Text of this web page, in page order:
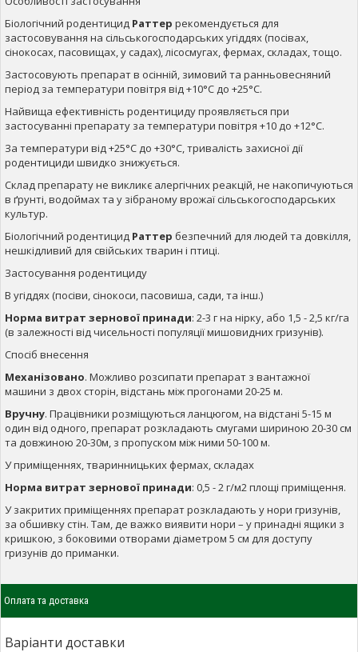
Біологічний родентицид Раттер рекомендується для
застосовування на сільськогосподарських угіддях (посівах,
сінокосах, пасовищах, у садах), лісосмугах, фермах, складах, тощо.
Застосовують препарат в осінній, зимовий та ранньовесняний
період за температури повітря від +10°С до +25°С.
Найвища ефективність родентициду проявляється при
застосуванні препарату за температури повітря +10 до +12°С.
За температури від +25°С до +30°С, тривалість захисної дії
родентициди швидко знижується.
Склад препарату не викликє алергічних реакцій, не накопичуються
в ґрунті, водоймах та у зібраному врожаї сільськогосподарських
культур.
Біологічний родентицид Раттер безпечний для людей та довкілля,
нешкідливий для свійських тварин і птиці.
Застосування родентициду
В угіддях (посіви, сінокоси, пасовиша, сади, та інш.)
Норма витрат зернової принади: 2-3 г на нірку, або 1,5 - 2,5 кг/га
(в залежності від чисельності популяції мишовидних гризунів).
Спосіб внесення
Механізовано. Можливо розсипати препарат з вантажної
машини з двох сторін, відстань між прогонами 20-25 м.
Вручну. Працівники розміщуються ланцюгом, на відстані 5-15 м
один від одного, препарат розкладають смугами шириною 20-30 см
та довжиною 20-30м, з пропуском між ними 50-100 м.
У приміщеннях, тваринницьких фермах, складах
Норма витрат зернової принади: 0,5 - 2 г/м2 площі приміщення.
У закритих приміщеннях препарат розкладають у нори гризунів,
за обшивку стін. Там, де важко виявити нори – у принадні ящики з
кришкою, з боковими отворами діаметром 5 см для доступу
гризунів до приманки.
Оплата та доставка
Варіанти доставки